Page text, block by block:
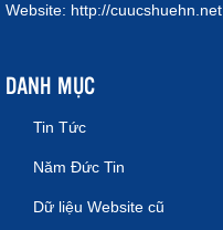
Website: http://cuucshuehn.net
DANH MỤC
Tin Tức
Năm Đức Tin
Dữ liệu Website cũ